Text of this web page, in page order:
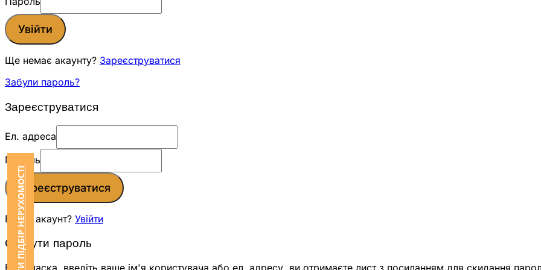
ЗАМОВИТИ ПІДБІР НЕРУХОМОСТІ
Увійти
Ще немає акаунту? Зареєструватися
Забули пароль?
Зареєструватися
Ел. адреса
Пароль
Зареєструватися
Вже є акаунт? Увійти
Скинути пароль
Будь ласка, введіть ваше ім'я користувача або ел. адресу, ви отримаєте лист з посиланням для скидання